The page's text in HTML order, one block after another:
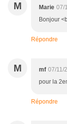
M Marie 07/
Bonjour
Répondre
M mf 07/11/
pour la
Répondre